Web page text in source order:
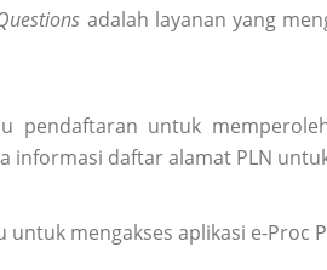
adalah layanan yang
pendaftaran untuk
informasi daftar alamat PLN
untuk mengakses aplikasi e-